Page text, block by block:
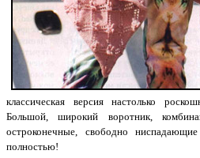
классическая версия настолько
Большой, широкий воротник,
остроконечные, свободно
полностью!